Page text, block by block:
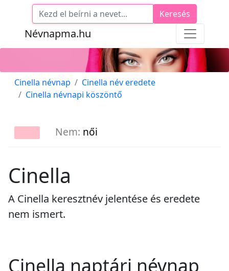
Névnapma.hu
Keresés
Cinella névnap
Cinella név eredete
Cinella névnapi köszöntő
Nem: női
Cinella
A Cinella keresztnév jelentése és eredete
nem ismert.
Cinella naptári névnap